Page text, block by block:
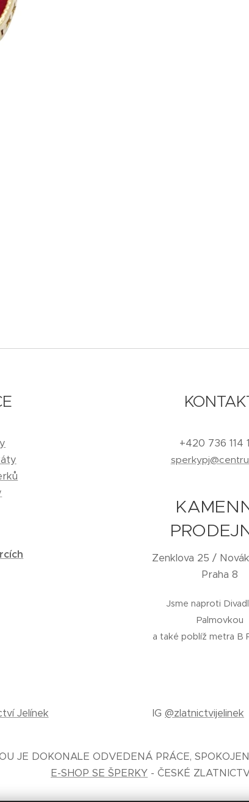
+420 736 114
Zenklova 25 /
Praha 8
Jsme naproti
Palmovkou
a také poblíž metra B
Jelínek IG @zlatnictvijelinek
JE DOKONALE ODVEDENÁ PRÁCE,
E-SHOP SE ŠPERKY - ČESKÉ